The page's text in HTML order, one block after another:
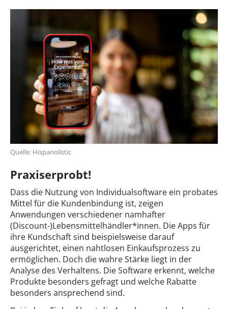
Quelle: Hispanolistic
Praxiserprobt!
Dass die Nutzung von Individualsoftware ein probates
Mittel für die Kundenbindung ist, zeigen
Anwendungen verschiedener namhafter
(Discount-)Lebensmittelhändler*innen. Die Apps für
ihre Kundschaft sind beispielsweise darauf
ausgerichtet, einen nahtlosen Einkaufsprozess zu
ermöglichen. Doch die wahre Stärke liegt in der
Analyse des Verhaltens. Die Software erkennt, welche
Produkte besonders gefragt und welche Rabatte
besonders ansprechend sind.